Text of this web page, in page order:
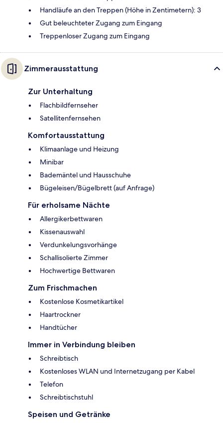
Handläufe an den Treppen (Höhe in Zentimetern): 3
Gut beleuchteter Zugang zum Eingang
Treppenloser Zugang zum Eingang
Zimmerausstattung
Zur Unterhaltung
Flachbildfernseher
Satellitenfernsehen
Komfortausstattung
Klimaanlage und Heizung
Minibar
Bademäntel und Hausschuhe
Bügeleisen/Bügelbrett (auf Anfrage)
Für erholsame Nächte
Allergikerbettwaren
Kissenauswahl
Verdunkelungsvorhänge
Schallisolierte Zimmer
Hochwertige Bettwaren
Zum Frischmachen
Kostenlose Kosmetikartikel
Haartrockner
Handtücher
Immer in Verbindung bleiben
Schreibtisch
Kostenloses WLAN und Internetzugang per Kabel
Telefon
Schreibtischstuhl
Speisen und Getränke